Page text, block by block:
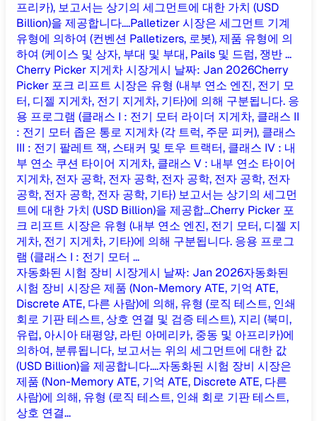
프리카), 보고서는 상기의 세그먼트에 대한 가치 (USD
Billion)을 제공합니다....Palletizer 시장은 세그먼트 기계
유형에 의하여 (컨벤션 Palletizers, 로봇), 제품 유형에 의
하여 (케이스 및 상자, 부대 및 부대, Pails 및 드럼, 쟁반 ...
Cherry Picker 지게차 시장게시 날짜: Jan 2026Cherry
Picker 포크 리프트 시장은 유형 (내부 연소 엔진, 전기 모
터, 디젤 지게차, 전기 지게차, 기타)에 의해 구분됩니다. 응
용 프로그램 (클래스 I : 전기 모터 라이더 지게차, 클래스 II
: 전기 모터 좁은 통로 지게차 (각 트럭, 주문 피커), 클래스
III : 전기 팔레트 잭, 스태커 및 토우 트랙터, 클래스 IV : 내
부 연소 쿠션 타이어 지게차, 클래스 V : 내부 연소 타이어
지게차, 전자 공학, 전자 공학, 전자 공학, 전자 공학, 전자
공학, 전자 공학, 전자 공학, 기타) 보고서는 상기의 세그먼
트에 대한 가치 (USD Billion)을 제공합...Cherry Picker 포
크 리프트 시장은 유형 (내부 연소 엔진, 전기 모터, 디젤 지
게차, 전기 지게차, 기타)에 의해 구분됩니다. 응용 프로그
램 (클래스 I : 전기 모터 ...
자동화된 시험 장비 시장게시 날짜: Jan 2026자동화된
시험 장비 시장은 제품 (Non-Memory ATE, 기억 ATE,
Discrete ATE, 다른 사람)에 의해, 유형 (로직 테스트, 인쇄
회로 기판 테스트, 상호 연결 및 검증 테스트), 지리 (북미,
유럽, 아시아 태평양, 라틴 아메리카, 중동 및 아프리카)에
의하여, 분류됩니다, 보고서는 위의 세그먼트에 대한 값
(USD Billion)을 제공합니다....자동화된 시험 장비 시장은
제품 (Non-Memory ATE, 기억 ATE, Discrete ATE, 다른
사람)에 의해, 유형 (로직 테스트, 인쇄 회로 기판 테스트,
상호 연결...